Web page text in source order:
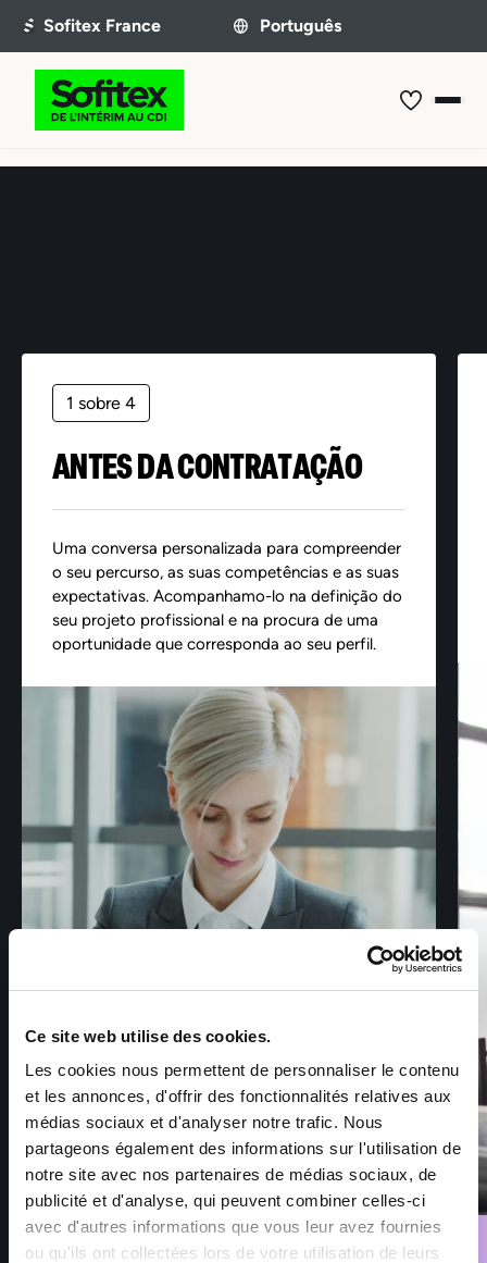
Ce site web utilise des cookies.
Les cookies nous permettent de personnaliser le contenu
et les annonces, d'offrir des fonctionnalités relatives aux
médias sociaux et d'analyser notre trafic. Nous
partageons également des informations sur l'utilisation de
notre site avec nos partenaires de médias sociaux, de
publicité et d'analyse, qui peuvent combiner celles-ci
avec d'autres informations que vous leur avez fournies
ou qu'ils ont collectées lors de votre utilisation de leurs
Oferta não encontrada
1 sobre 4
ANTES DA CONTRATAÇÃO
Uma conversa personalizada para compreender
o seu percurso, as suas competências e as suas
expectativas. Acompanhamo-lo na definição do
seu projeto profissional e na procura de uma
oportunidade que corresponda ao seu perfil.